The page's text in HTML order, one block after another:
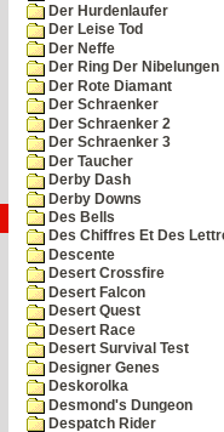
Der Hurdenlaufer
Der Leise Tod
Der Neffe
Der Ring Der Nibelungen
Der Rote Diamant
Der Schraenker
Der Schraenker 2
Der Schraenker 3
Der Taucher
Derby Dash
Derby Downs
Des Bells
Des Chiffres Et Des
Descente
Desert Crossfire
Desert Falcon
Desert Quest
Desert Race
Desert Survival Test
Designer Genes
Deskorolka
Desmond's Dungeon
Despatch Rider